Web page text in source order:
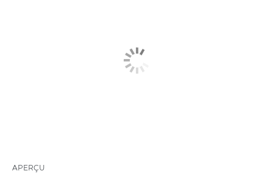
CARACTÉRISTIQUES PRINCIPALES
APERÇU